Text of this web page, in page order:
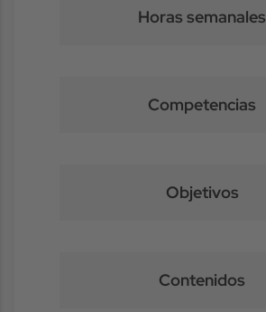
Horas semanales
Competencias
Objetivos
Contenidos